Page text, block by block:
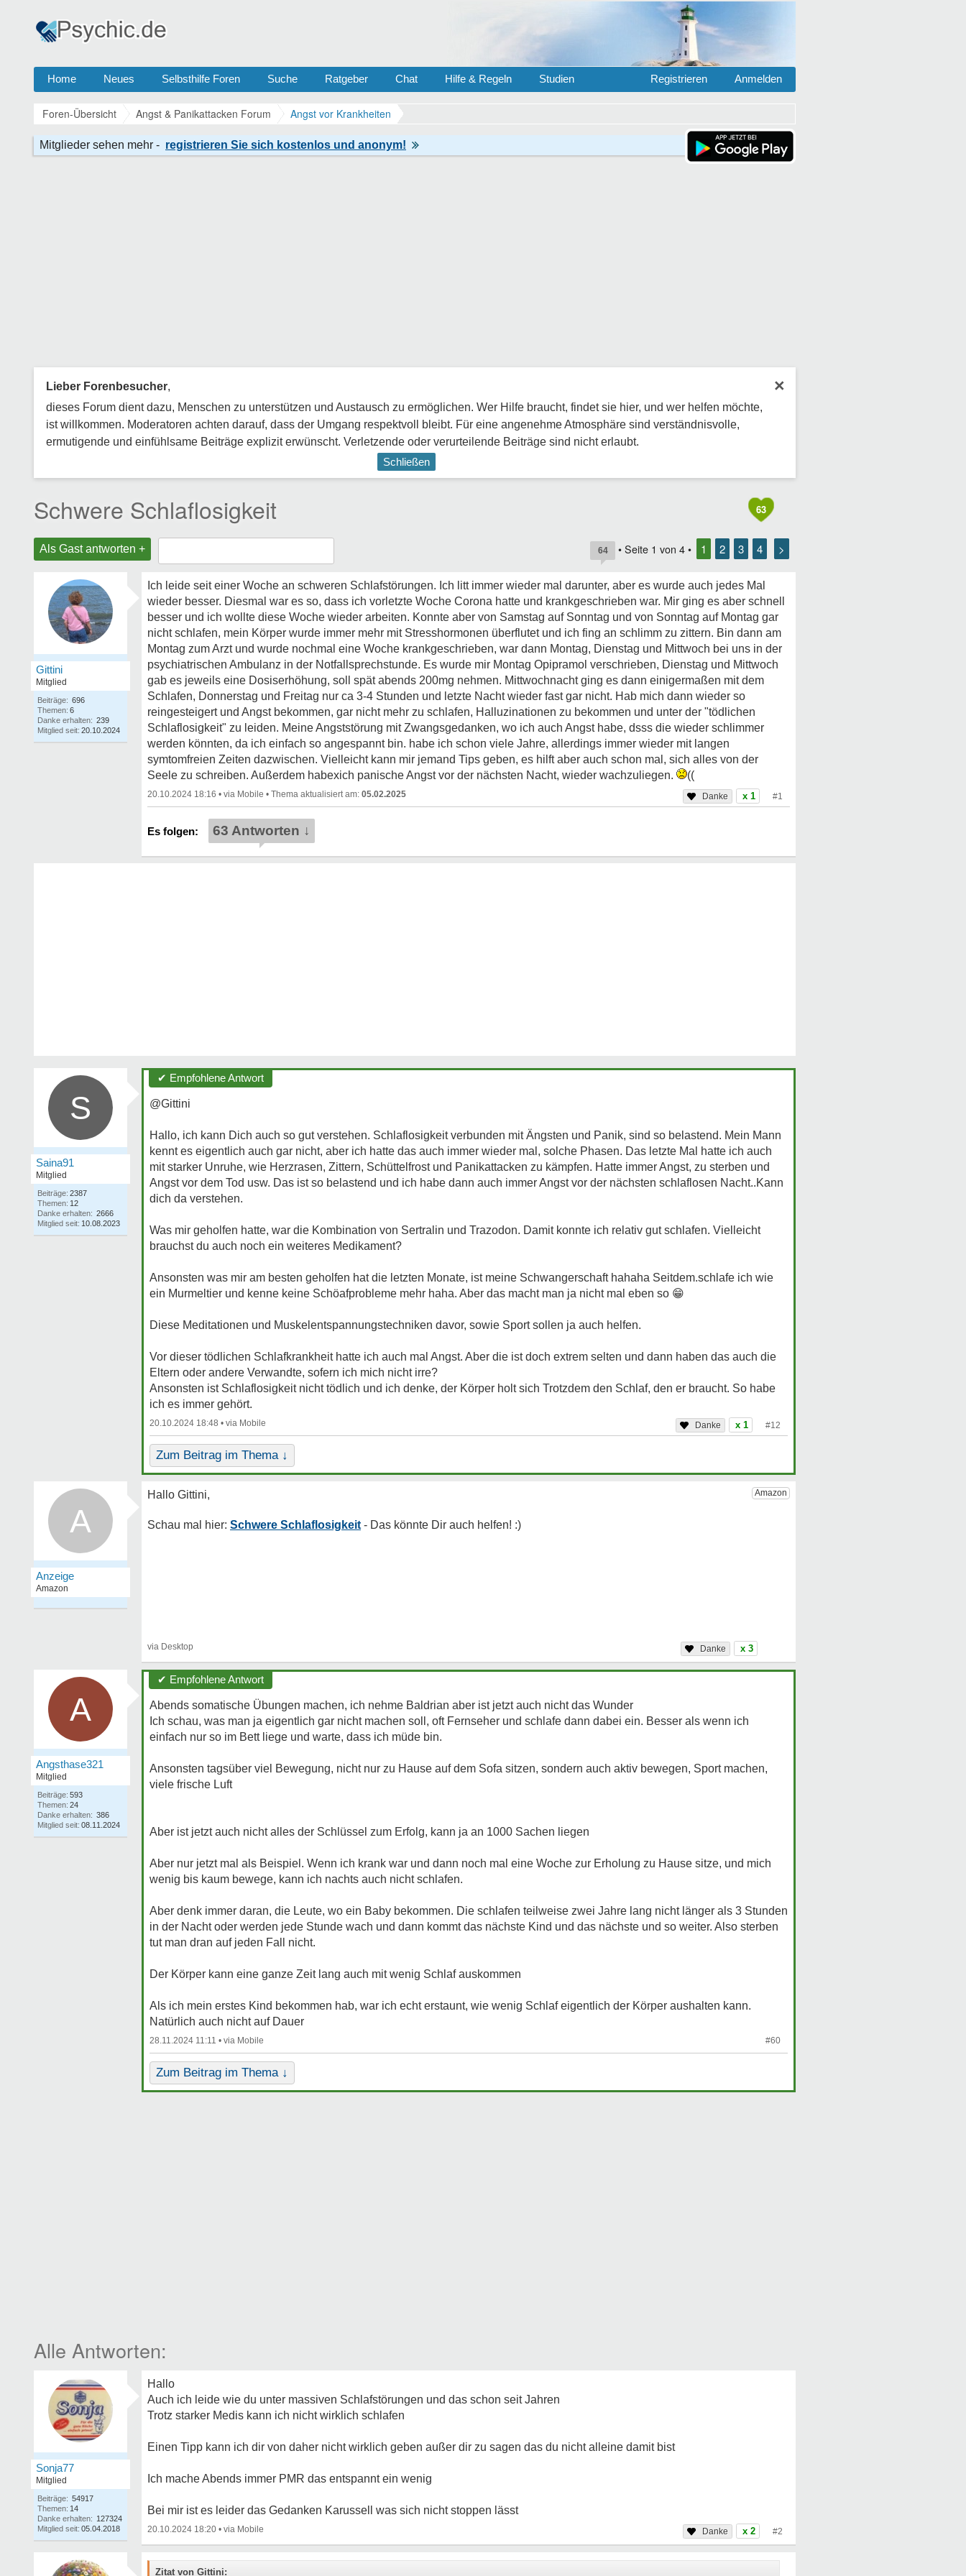
Home Neues Selbsthilfe Foren Suche Ratgeber Chat Hilfe & Regeln Studien Anmelden
Registrieren
Foren-Übersicht Angst & Panikattacken Forum Angst vor Krankheiten
×
Lieber Forenbesucher,
dieses Forum dient dazu, Menschen zu unterstützen und Austausch zu ermöglichen. Wer Hilfe braucht, findet sie hier, und wer helfen möchte,
ist willkommen. Moderatoren achten darauf, dass der Umgang respektvoll bleibt. Für eine angenehme Atmosphäre sind verständnisvolle,
ermutigende und einfühlsame Beiträge explizit erwünscht. Verletzende oder verurteilende Beiträge sind nicht erlaubt.
Schließen
63
Schwere Schlaflosigkeit
Als Gast antworten + 64 • Seite 1 von 4 • 1 2 3 4 >
Gittini
Mitglied
Beiträge: 696
Themen: 6
Danke erhalten: 239
Mitglied seit: 20.10.2024
Ich leide seit einer Woche an schweren Schlafstörungen. Ich litt immer wieder mal darunter, aber es wurde auch jedes Mal
wieder besser. Diesmal war es so, dass ich vorletzte Woche Corona hatte und krankgeschrieben war. Mir ging es aber schnell
besser und ich wollte diese Woche wieder arbeiten. Konnte aber von Samstag auf Sonntag und von Sonntag auf Montag gar
nicht schlafen, mein Körper wurde immer mehr mit Stresshormonen überflutet und ich fing an schlimm zu zittern. Bin dann am
Montag zum Arzt und wurde nochmal eine Woche krankgeschrieben, war dann Montag, Dienstag und Mittwoch bei uns in der
psychiatrischen Ambulanz in der Notfallsprechstunde. Es wurde mir Montag Opipramol verschrieben, Dienstag und Mittwoch
gab es jeweils eine Dosiserhöhung, soll spät abends 200mg nehmen. Mittwochnacht ging es dann einigermaßen mit dem
Schlafen, Donnerstag und Freitag nur ca 3-4 Stunden und letzte Nacht wieder fast gar nicht. Hab mich dann wieder so
reingesteigert und Angst bekommen, gar nicht mehr zu schlafen, Halluzinationen zu bekommen und unter der "tödlichen
Schlaflosigkeit" zu leiden. Meine Angststörung mit Zwangsgedanken, wo ich auch Angst habe, dsss die wieder schlimmer
werden könnten, da ich einfach so angespannt bin. habe ich schon viele Jahre, allerdings immer wieder mit langen
symtomfreien Zeiten dazwischen. Vielleicht kann mir jemand Tips geben, es hilft aber auch schon mal, sich alles von der
Seele zu schreiben. Außerdem habexich panische Angst vor der nächsten Nacht, wieder wachzuliegen.
((
20.10.2024 18:16 • • 05.02.2025 x 1 #1
63 Antworten ↓
S
Saina91
Mitglied
Beiträge: 2387
Themen: 12
Danke erhalten: 2666
Mitglied seit: 10.08.2023
✔ Empfohlene Antwort
@Gittini
Hallo, ich kann Dich auch so gut verstehen. Schlaflosigkeit verbunden mit Ängsten und Panik, sind so belastend. Mein Mann
kennt es eigentlich auch gar nicht, aber ich hatte das auch immer wieder mal, solche Phasen. Das letzte Mal hatte ich auch
mit starker Unruhe, wie Herzrasen, Zittern, Schüttelfrost und Panikattacken zu kämpfen. Hatte immer Angst, zu sterben und
Angst vor dem Tod usw. Das ist so belastend und ich habe dann auch immer Angst vor der nächsten schlaflosen Nacht..Kann
dich da verstehen.
Was mir geholfen hatte, war die Kombination von Sertralin und Trazodon. Damit konnte ich relativ gut schlafen. Vielleicht
brauchst du auch noch ein weiteres Medikament?
Ansonsten was mir am besten geholfen hat die letzten Monate, ist meine Schwangerschaft hahaha Seitdem.schlafe ich wie
ein Murmeltier und kenne keine Schöafprobleme mehr haha. Aber das macht man ja nicht mal eben so 😁
Diese Meditationen und Muskelentspannungstechniken davor, sowie Sport sollen ja auch helfen.
Vor dieser tödlichen Schlafkrankheit hatte ich auch mal Angst. Aber die ist doch extrem selten und dann haben das auch die
Eltern oder andere Verwandte, sofern ich mich nicht irre?
Ansonsten ist Schlaflosigkeit nicht tödlich und ich denke, der Körper holt sich Trotzdem den Schlaf, den er braucht. So habe
ich es immer gehört.
20.10.2024 18:48 • x 1 #12
Zum Beitrag im Thema ↓
A Schwere Schlaflosigkeit
x 3
A
Angsthase321
Mitglied
Beiträge: 593
Themen: 24
Danke erhalten: 386
Mitglied seit: 08.11.2024
✔ Empfohlene Antwort
Abends somatische Übungen machen, ich nehme Baldrian aber ist jetzt auch nicht das Wunder
Ich schau, was man ja eigentlich gar nicht machen soll, oft Fernseher und schlafe dann dabei ein. Besser als wenn ich
einfach nur so im Bett liege und warte, dass ich müde bin.
Ansonsten tagsüber viel Bewegung, nicht nur zu Hause auf dem Sofa sitzen, sondern auch aktiv bewegen, Sport machen,
viele frische Luft
Aber ist jetzt auch nicht alles der Schlüssel zum Erfolg, kann ja an 1000 Sachen liegen
Aber nur jetzt mal als Beispiel. Wenn ich krank war und dann noch mal eine Woche zur Erholung zu Hause sitze, und mich
wenig bis kaum bewege, kann ich nachts auch nicht schlafen.
Aber denk immer daran, die Leute, wo ein Baby bekommen. Die schlafen teilweise zwei Jahre lang nicht länger als 3 Stunden
in der Nacht oder werden jede Stunde wach und dann kommt das nächste Kind und das nächste und so weiter. Also sterben
tut man dran auf jeden Fall nicht.
Der Körper kann eine ganze Zeit lang auch mit wenig Schlaf auskommen
Als ich mein erstes Kind bekommen hab, war ich echt erstaunt, wie wenig Schlaf eigentlich der Körper aushalten kann.
Natürlich auch nicht auf Dauer
28.11.2024 11:11 • #60
Zum Beitrag im Thema ↓
Sonja77
Mitglied
Beiträge: 54917
Themen: 14
Danke erhalten: 127324
Mitglied seit: 05.04.2018
Hallo
Auch ich leide wie du unter massiven Schlafstörungen und das schon seit Jahren
Trotz starker Medis kann ich nicht wirklich schlafen
Einen Tipp kann ich dir von daher nicht wirklich geben außer dir zu sagen das du nicht alleine damit bist
Ich mache Abends immer PMR das entspannt ein wenig
Bei mir ist es leider das Gedanken Karussell was sich nicht stoppen lässt
20.10.2024 18:20 • x 2 #2
Zitat von Gittini: